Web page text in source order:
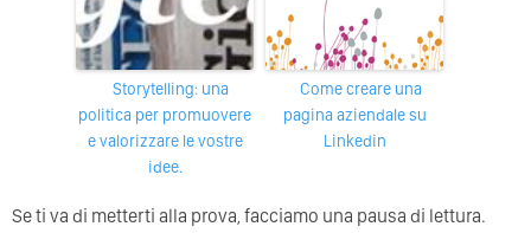
Storytelling: una
politica per promuovere
e valorizzare le vostre
idee.
Come creare una
pagina aziendale su
Linkedin
Se ti va di metterti alla prova, facciamo una pausa di lettura.